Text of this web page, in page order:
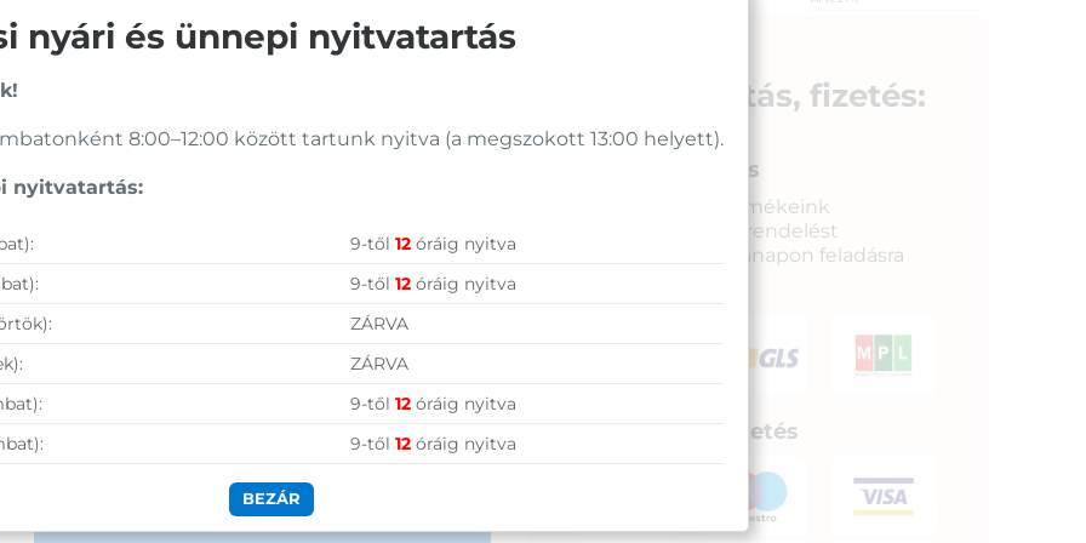
Azonosító:37572 1 250 Ft
50 000 Ft felett ingyenes szállítás
Szolgáltatásaink vállalkozásoknak
Szállítás, fizetés:
Gyors kiszállítás
Raktáron lévő termékeink
legkésőbb a megrendelést
követkető munkanapon feladásra
Biztonságos fizetés
nyári és ünnepi nyitvatartás
8:00–12:00 között tartunk nyitva (a megszokott 13:00 helyett).
nyitvatartás:
9-től 12óráig nyitva
9-től 12óráig nyitva
ZÁRVA
ZÁRVA
9-től 12óráig nyitva
9-től 12óráig nyitva
BEZÁR